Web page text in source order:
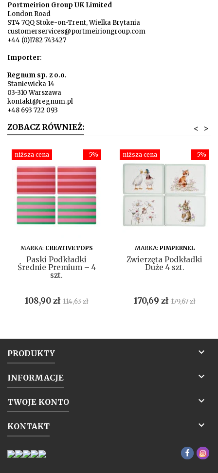
Portmeirion Group UK Limited
London Road
ST4 7QQ Stoke-on-Trent, Wielka Brytania
customerservices@portmeiriongroup.com
+44 (0)1782 743427
Importer:
Regnum sp. z o.o.
Staniewicka 14
03-310 Warszawa
kontakt@regnum.pl
+48 693 722 093
ZOBACZ RÓWNIEŻ: >
<
-5%
niższa cena
DO KOSZYKA
MARKA: CREATIVETOPS
Paski Podkładki
Średnie Premium – 4
szt.
Cena
108,90 zł Cena
114,63 zł
-5%
niższa cena
DO KOSZYKA
MARKA: PIMPERNEL
Zwierzęta Podkładki
Duże 4 szt.
Cena
170,69 zł Cena
179,67 zł
PRODUKTY 
INFORMACJE 
TWOJE KONTO 
KONTAKT 